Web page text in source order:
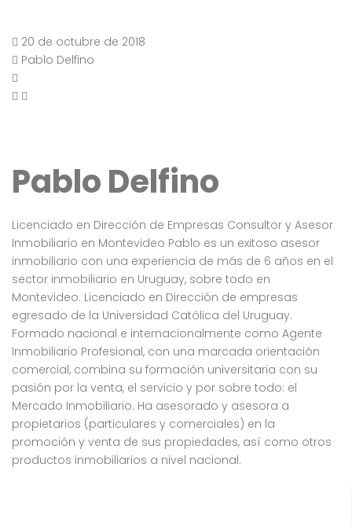
20 de octubre de 2018
Pablo Delfino
Pablo Delfino
Licenciado en Dirección de Empresas Consultor y Asesor
Inmobiliario en Montevideo Pablo es un exitoso asesor
inmobiliario con una experiencia de más de 6 años en el
sector inmobiliario en Uruguay, sobre todo en
Montevideo. Licenciado en Dirección de empresas
egresado de la Universidad Católica del Uruguay.
Formado nacional e internacionalmente como Agente
Inmobiliario Profesional, con una marcada orientación
comercial, combina su formación universitaria con su
pasión por la venta, el servicio y por sobre todo: el
Mercado Inmobiliario. Ha asesorado y asesora a
propietarios (particulares y comerciales) en la
promoción y venta de sus propiedades, así como otros
productos inmobiliarios a nivel nacional.